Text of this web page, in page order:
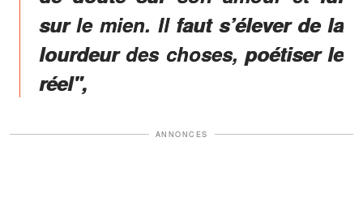
sur le mien. Il faut s’élever de la
lourdeur des choses, poétiser le
réel",
ANNONCES